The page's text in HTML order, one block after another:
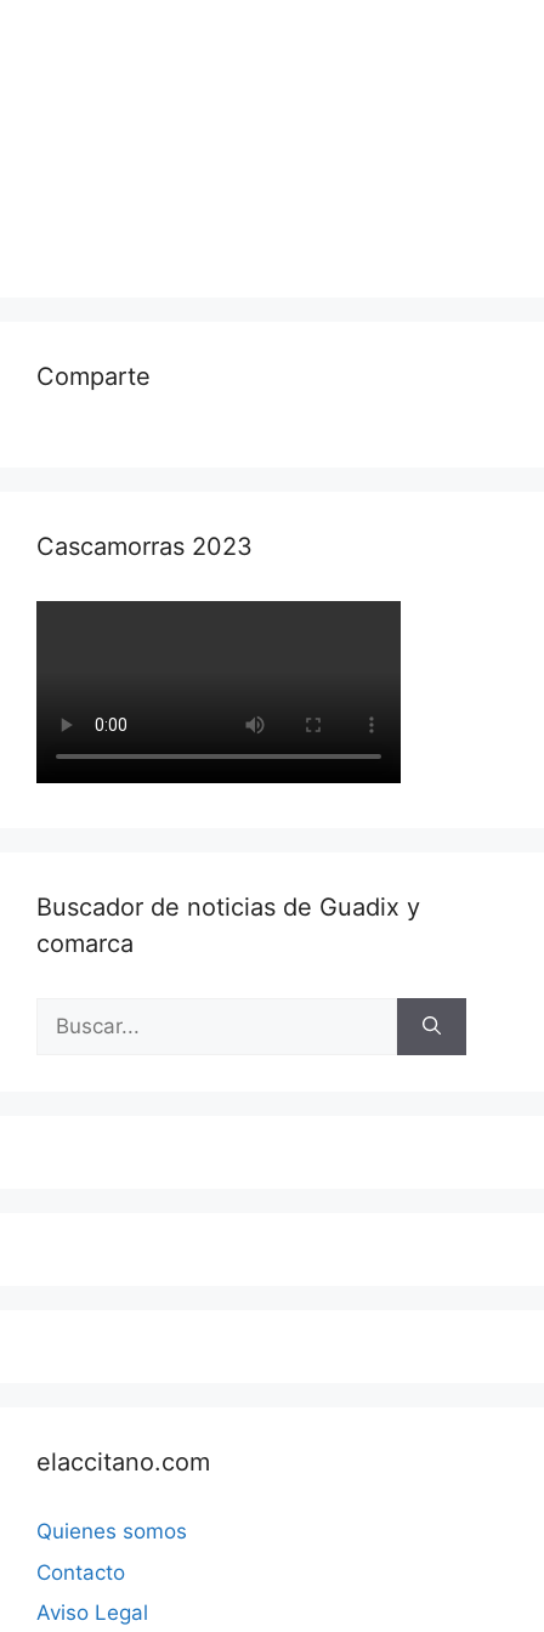
Comparte
Cascamorras 2023
Buscador de noticias de Guadix y
comarca
Buscar:
elaccitano.com
Quienes somos
Contacto
Aviso Legal